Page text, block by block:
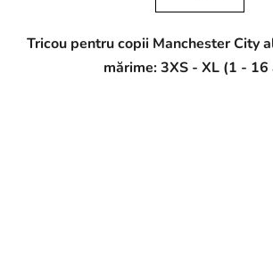
Tricou pentru copii Manchester City
mărime: 3XS - XL (1 - 16